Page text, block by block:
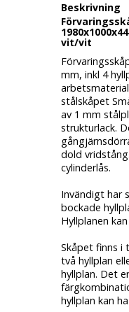
Beskrivning
vit/vit
mm, inkl 4
stålskåpet
av 1 mm
strukturlack.
dold
cylinderlås.
Invändigt har
bockade
Hyllplanen
Skåpet finns i
två hyllplan
hyllplan. Det
hyllplan kan